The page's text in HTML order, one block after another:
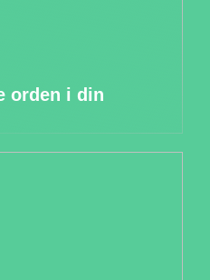
orden i din